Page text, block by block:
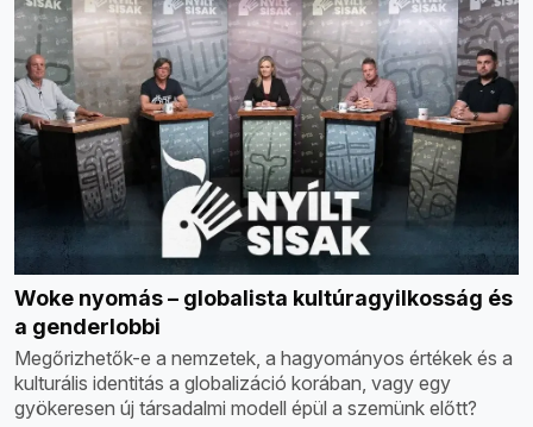
Woke nyomás – globalista kultúragyilkosság és
a genderlobbi
Megőrizhetők-e a nemzetek, a hagyományos értékek és a
kulturális identitás a globalizáció korában, vagy egy
gyökeresen új társadalmi modell épül a szemünk előtt?